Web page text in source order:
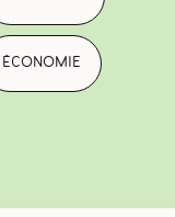
économie